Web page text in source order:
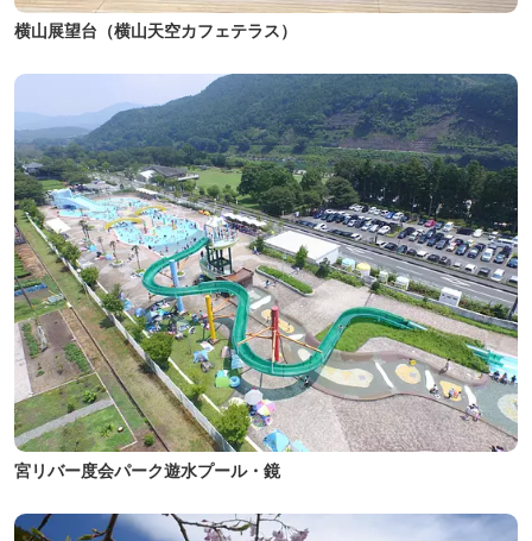
横山展望台（横山天空カフェテラス）
宮リバー度会パーク遊水プール・鏡